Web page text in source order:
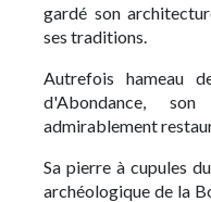
gardé son
ses traditions.
Autrefois hameau
d'Abondance,
admirablement
Sa pierre à cupules
archéologique de la